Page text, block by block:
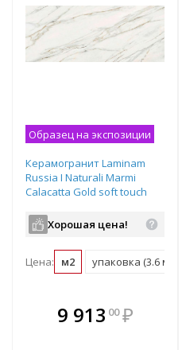
Образец на экспозиции
Керамогранит Laminam
Russia I Naturali Marmi
Calacatta Gold soft touch
плитка LAMF011482_IT
Хорошая цена!
Цена: м2 упаковка (3.6 м2)
9 913 00 ₽
В комплекте
всегда выгоднее!